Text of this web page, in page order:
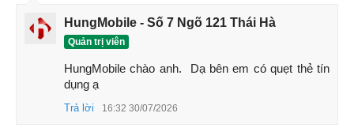
HungMobile - Số 7 Ngõ 121 Thái Hà
Quản trị viên
HungMobile chào anh.  Dạ bên em có quẹt thẻ tín
dụng ạ
Trả lời 16:32 30/07/2026